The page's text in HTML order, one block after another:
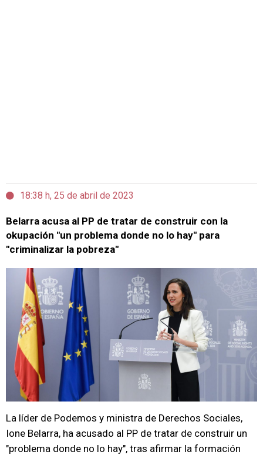
18:38 h, 25 de abril de 2023
Belarra acusa al PP de tratar de construir con la
okupación "un problema donde no lo hay" para
"criminalizar la pobreza"
La líder de Podemos y ministra de Derechos Sociales,
Ione Belarra, ha acusado al PP de tratar de construir un
"problema donde no lo hay", tras afirmar la formación